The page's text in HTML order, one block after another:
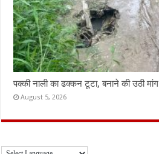
पक्की नाली का ढक्कन टूटा, बनाने की उठी मांग
August 5, 2026